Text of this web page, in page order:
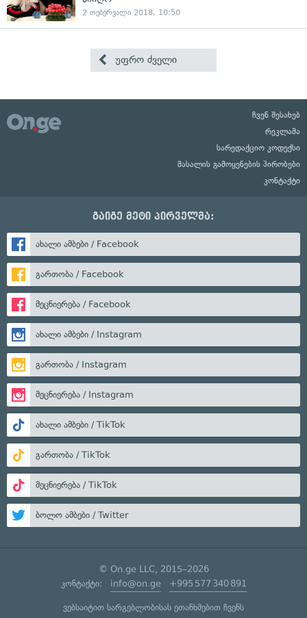
2 თებერვალი 2018, 10:50
უფრო ძველი
ჩვენ შესახებ
რეკლამა
სარედაქციო კოდექსი
მასალის გამოყენების პირობები
კონტაქტი
გაიგე მეტი პირველმა:
ახალი ამბები / Facebook
გართობა / Facebook
მეცნიერება / Facebook
ახალი ამბები / Instagram
გართობა / Instagram
მეცნიერება / Instagram
ახალი ამბები / TikTok
გართობა / TikTok
მეცნიერება / TikTok
ბოლო ამბები / Twitter
© On.ge LLC, 2015–2026
კონტაქტი: info@on.ge +995 577 340 891
ვებსაიტით სარგებლობისას ეთანხმებით ჩვენს